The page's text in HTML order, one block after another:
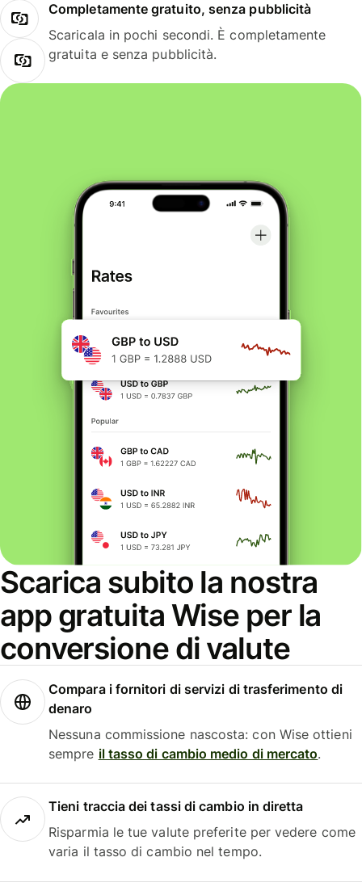
Completamente gratuito, senza pubblicità
Scaricala in pochi secondi. È completamente
gratuita e senza pubblicità.
Scarica subito la nostra
app gratuita Wise per la
conversione di valute
Compara i fornitori di servizi di trasferimento di
denaro
Nessuna commissione nascosta: con Wise ottieni
sempre il tasso di cambio medio di mercato.
Tieni traccia dei tassi di cambio in diretta
Risparmia le tue valute preferite per vedere come
varia il tasso di cambio nel tempo.